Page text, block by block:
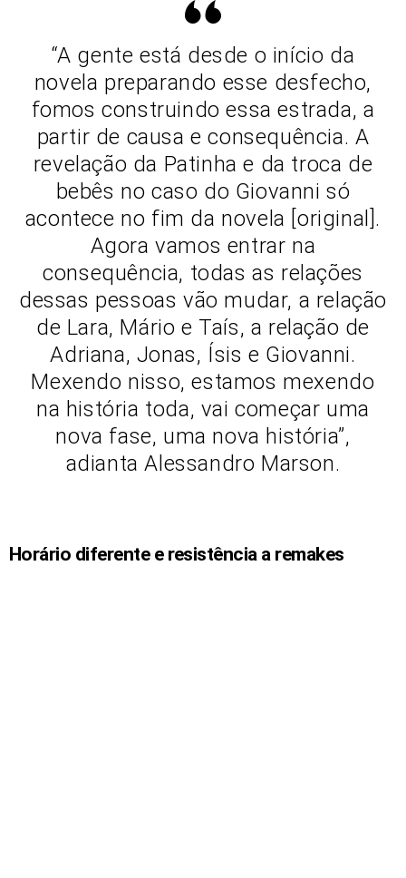
“A gente está desde o início da
novela preparando esse desfecho,
fomos construindo essa estrada, a
partir de causa e consequência. A
revelação da Patinha e da troca de
bebês no caso do Giovanni só
acontece no fim da novela [original].
Agora vamos entrar na
consequência, todas as relações
dessas pessoas vão mudar, a relação
de Lara, Mário e Taís, a relação de
Adriana, Jonas, Ísis e Giovanni.
Mexendo nisso, estamos mexendo
na história toda, vai começar uma
nova fase, uma nova história”,
adianta Alessandro Marson.
Horário diferente e resistência a remakes